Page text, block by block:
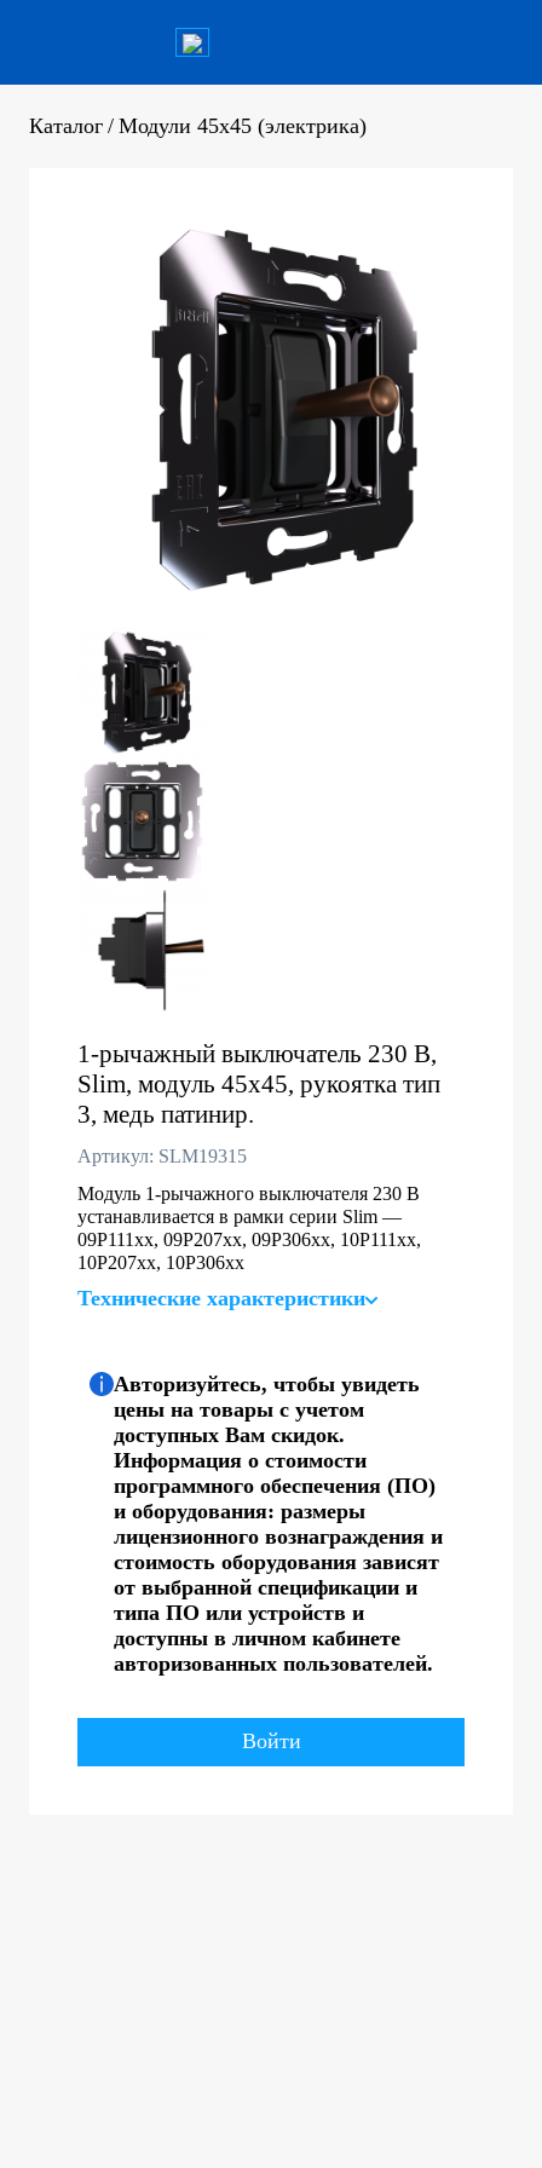
Каталог / Модули 45х45 (электрика)
1-рычажный выключатель 230 В,
Slim, модуль 45х45, рукоятка тип
3, медь патинир.
Артикул: SLM19315
Модуль 1-рычажного выключателя 230 В
устанавливается в рамки серии Slim —
09P111xx, 09P207xx, 09P306xx, 10P111xx,
10P207xx, 10P306xx
Технические характеристики
Авторизуйтесь, чтобы увидеть
цены на товары с учетом
доступных Вам скидок.
Информация о стоимости
программного обеспечения (ПО)
и оборудования: размеры
лицензионного вознаграждения и
стоимость оборудования зависят
от выбранной спецификации и
типа ПО или устройств и
доступны в личном кабинете
авторизованных пользователей.
Войти